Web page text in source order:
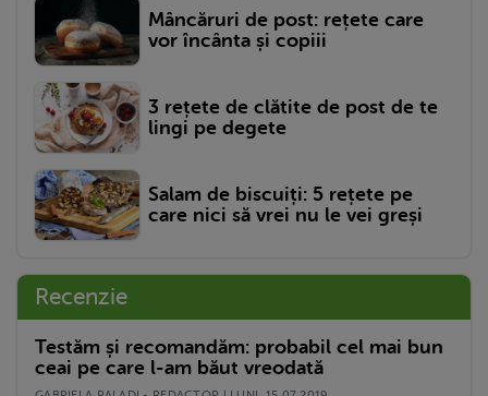
Mâncăruri de post: rețete care
vor încânta și copiii
3 rețete de clătite de post de te
lingi pe degete
Salam de biscuiți: 5 rețete pe
care nici să vrei nu le vei greși
Recenzie
Testăm și recomandăm: probabil cel mai bun
ceai pe care l-am băut vreodată